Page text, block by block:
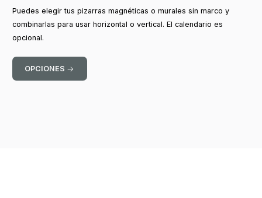
Puedes elegir tus pizarras magnéticas o murales sin marco y
combinarlas para usar horizontal o vertical. El calendario es
opcional.
OPCIONES